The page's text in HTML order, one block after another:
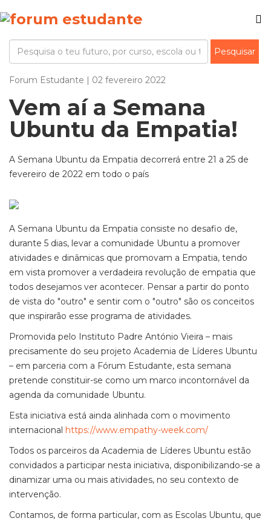
Forum Estudante | 02 fevereiro 2022
Vem aí a Semana
Ubuntu da Empatia!
A Semana Ubuntu da Empatia decorrerá entre 21 a 25 de
fevereiro de 2022 em todo o país
A Semana Ubuntu da Empatia consiste no desafio de,
durante 5 dias, levar a comunidade Ubuntu a promover
atividades e dinâmicas que promovam a Empatia, tendo
em vista promover a verdadeira revolução de empatia que
todos desejamos ver acontecer. Pensar a partir do ponto
de vista do "outro" e sentir com o "outro" são os conceitos
que inspirarão esse programa de atividades.
Promovida pelo Instituto Padre António Vieira – mais
precisamente do seu projeto Academia de Líderes Ubuntu
– em parceria com a Fórum Estudante, esta semana
pretende constituir-se como um marco incontornável da
agenda da comunidade Ubuntu.
Esta iniciativa está ainda alinhada com o movimento
internacional https://www.empathy-week.com/
Todos os parceiros da Academia de Líderes Ubuntu estão
convidados a participar nesta iniciativa, disponibilizando-se a
dinamizar uma ou mais atividades, no seu contexto de
intervenção.
Contamos, de forma particular, com as Escolas Ubuntu, que